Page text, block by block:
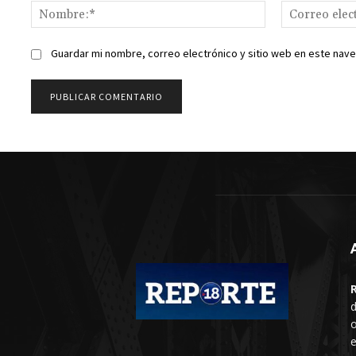
Nombre:*
Guardar mi nombre, correo electrónico y sitio web en este